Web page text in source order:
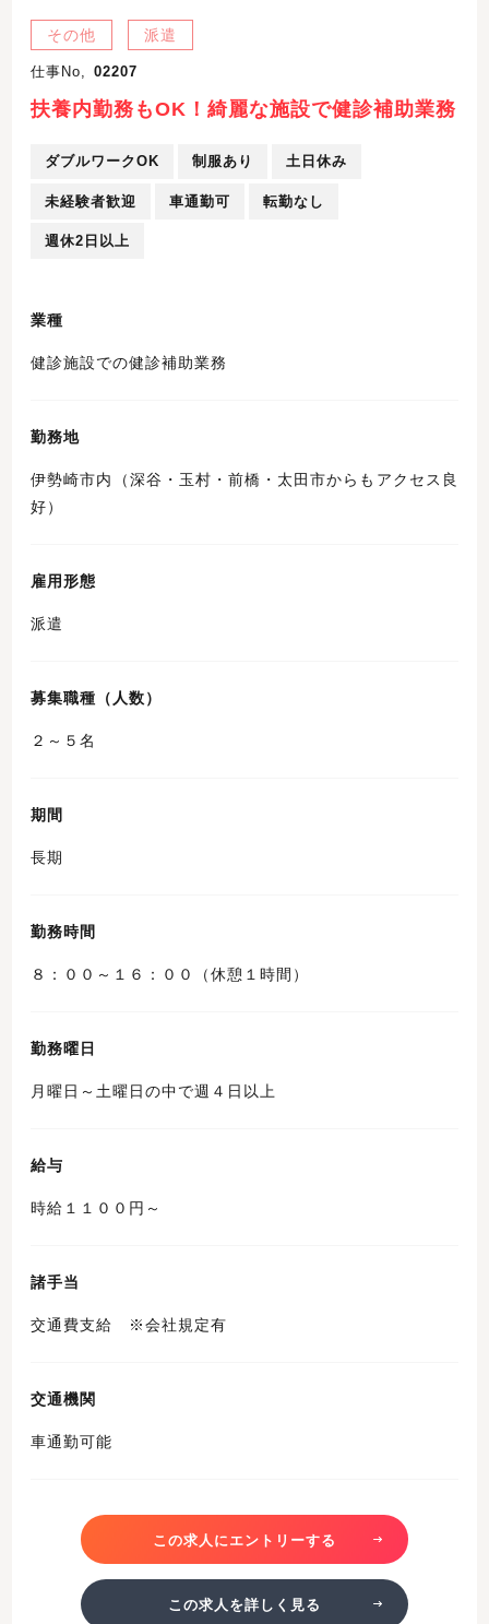
その他 派遣
仕事No, 02207
扶養内勤務もOK！綺麗な施設で健診補助業務
ダブルワークOK 制服あり 土日休み
未経験者歓迎 車通勤可 転勤なし
週休2日以上
業種
健診施設での健診補助業務
勤務地
伊勢崎市内（深谷・玉村・前橋・太田市からもアクセス良
好）
雇用形態
派遣
募集職種（人数）
２～５名
期間
長期
勤務時間
８：００～１６：００（休憩１時間）
勤務曜日
月曜日～土曜日の中で週４日以上
給与
時給１１００円～
諸手当
交通費支給 ※会社規定有
交通機関
車通勤可能
この求人にエントリーする
この求人を詳しく見る